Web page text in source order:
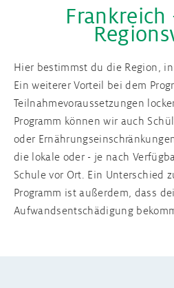
Schüleraustausch Schottland
Schüleraustausch Irland
Schüleraustausch Frankreich
Schüleraustausch Spanien
Schüleraustausch Italien
Auslandsjahr England
Schüleraustausch nach dem
Infos für Schulen
Frankreich
Hier bestimmst du die Region,
Ein weiterer Vorteil bei dem
Teilnahmevoraussetzungen
Programm können wir auch
oder
die lokale oder - je nach
Schule vor Ort. Ein Unterschied
Programm ist außerdem, dass
Aufwandsentschädigung